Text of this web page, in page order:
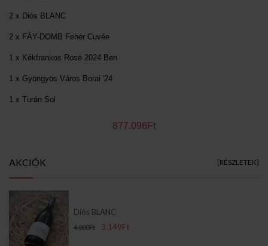
2 x Diós BLANC
2 x FÁY-DOMB Fehér Cuvée
1 x Kékfrankos Rosé 2024 Ben
1 x Gyöngyös Város Borai '24
1 x Turán Sol
877.096Ft
AKCIÓK [RÉSZLETEK]
Diós BLANC
4.000Ft 3.149Ft